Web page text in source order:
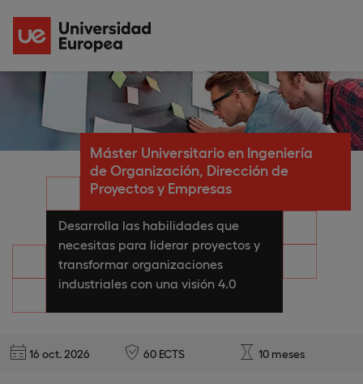
Máster Universitario en Ingeniería
de Organización, Dirección de
Proyectos y Empresas
Desarrolla las habilidades que
necesitas para liderar proyectos y
transformar organizaciones
industriales con una visión 4.0
16 oct. 2026 60 ECTS 10 meses